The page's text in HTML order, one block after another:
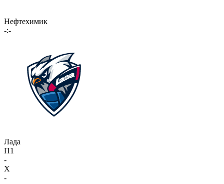
Нефтехимик
-:-
Лада
П1
-
X
-